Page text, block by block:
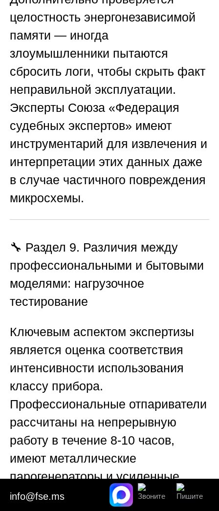
целостность энергонезависимой
памяти — иногда
злоумышленники пытаются
сбросить логи, чтобы скрыть факт
неправильной эксплуатации.
Эксперты Союза «Федерация
судебных экспертов» имеют
инструментарий для извлечения и
интерпретации этих данных даже
в случае частичного повреждения
микросхемы.
🔧 Раздел 9. Различия между
профессиональными и бытовыми
моделями: нагрузочное
тестирование
Ключевым аспектом экспертизы
является оценка соответствия
интенсивности использования
классу прибора.
Профессиональные отпариватели
рассчитаны на непрерывную
работу в течение 8-10 часов,
имеют металлические
парогенераторы и усиленные
насосы. Бытовые модели
info@fse.ms